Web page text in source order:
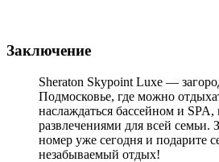
Заключение
Sheraton Skypoint Luxe —
Подмосковье, где можно
наслаждаться бассейном и
развлечениями для всей семьи.
номер уже сегодня и подарите
незабываемый отдых!